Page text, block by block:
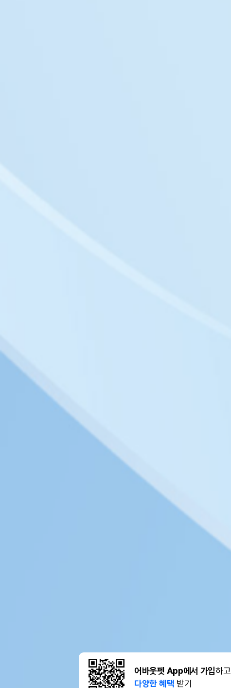
어바웃펫 App에서 가입하고
다양한 혜택 받기